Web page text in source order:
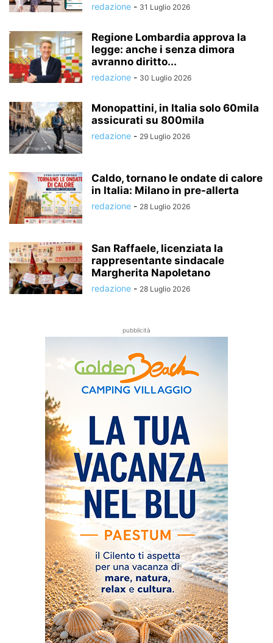
redazione - 31 Luglio 2026
Regione Lombardia approva la
legge: anche i senza dimora
avranno diritto...
redazione - 30 Luglio 2026
Monopattini, in Italia solo 60mila
assicurati su 800mila
redazione - 29 Luglio 2026
Caldo, tornano le ondate di calore
in Italia: Milano in pre-allerta
redazione - 28 Luglio 2026
San Raffaele, licenziata la
rappresentante sindacale
Margherita Napoletano
redazione - 28 Luglio 2026
pubblicità